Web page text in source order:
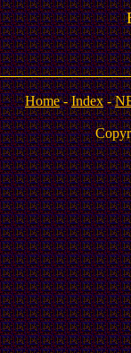
Home-Index-